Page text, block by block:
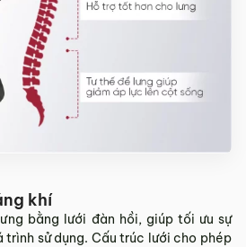
khí
bằng lưới đàn hồi, giúp tối ưu sự
sử dụng. Cấu trúc lưới cho phép